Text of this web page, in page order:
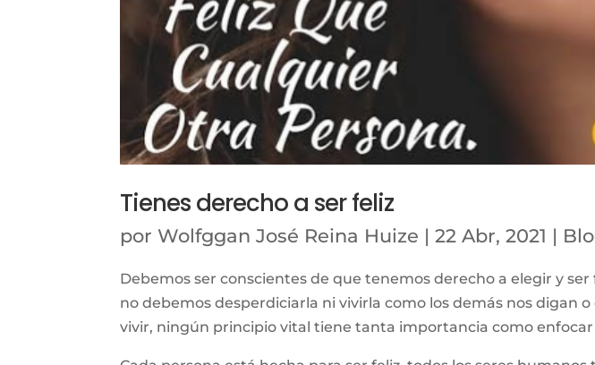
Tienes derecho a ser feliz
por Wolfggan José Reina Huize |22 Abr, 2021 |
Debemos ser conscientes de que tenemos derecho a elegir y
no debemos desperdiciarla ni vivirla como los demás nos digan
vivir, ningún principio vital tiene tanta importancia como